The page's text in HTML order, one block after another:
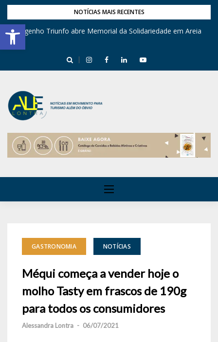
Barra de Ferramentas Aberta
NOTÍCIAS MAIS RECENTES
Engenho Triunfo abre Memorial da Solidariedade em Areia
GASTRONOMIA NOTÍCIAS
Méqui começa a vender hoje o
molho Tasty em frascos de 190g
para todos os consumidores
Alessandra Lontra - 06/07/2021